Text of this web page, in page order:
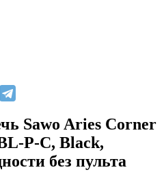
Sawo Aries Corner
P-C, Black,
без пульта